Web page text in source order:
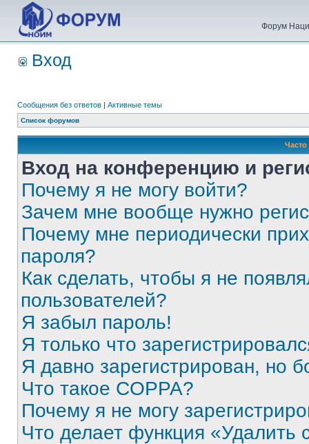
Форум
Вход
Сообщения без ответов | Активные темы
Список форумов
Вход на конференцию и
Почему я не могу войти?
Зачем мне вообще нужно
Почему мне периодически
пароля?
Как сделать, чтобы я не
пользователей?
Я забыл пароль!
Я только что
Я давно зарегистрирован, но
Что такое COPPA?
Почему я не могу
Что делает функция «Удалить